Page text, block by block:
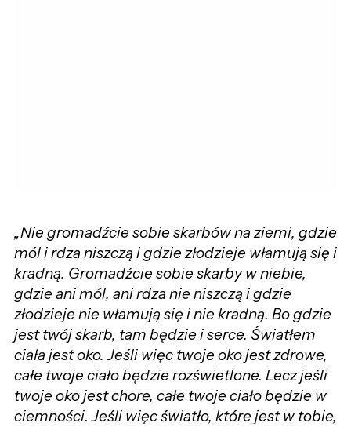
„Nie gromadźcie sobie skarbów na ziemi, gdzie
mól i rdza niszczą i gdzie złodzieje włamują się i
kradną. Gromadźcie sobie skarby w niebie,
gdzie ani mól, ani rdza nie niszczą i gdzie
złodzieje nie włamują się i nie kradną. Bo gdzie
jest twój skarb, tam będzie i serce. Światłem
ciała jest oko. Jeśli więc twoje oko jest zdrowe,
całe twoje ciało będzie rozświetlone. Lecz jeśli
twoje oko jest chore, całe twoje ciało będzie w
ciemności. Jeśli więc światło, które jest w tobie,